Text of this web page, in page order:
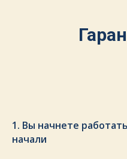
1. Вы начнете
начали